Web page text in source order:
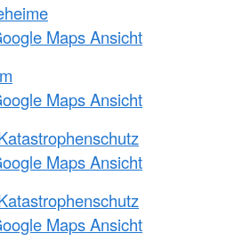
Maps Ansicht
Maps Ansicht
Maps Ansicht
Maps Ansicht